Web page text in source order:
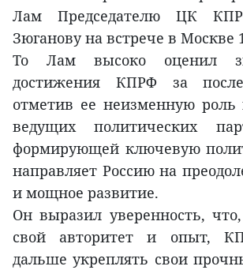
Лам Председателю ЦК
Зюганову на встрече в Москве
То Лам высоко оценил
достижения КПРФ за
отметив ее неизменную роль
ведущих политических
формирующей ключевую
направляет Россию на
и мощное развитие.
Он выразил уверенность,
свой авторитет и опыт,
дальше укреплять свои